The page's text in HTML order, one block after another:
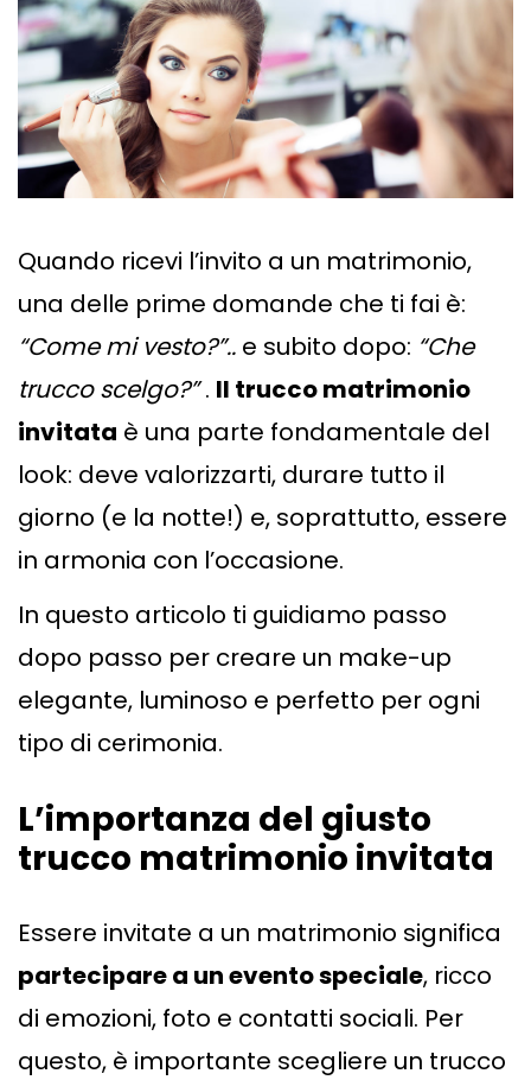
Quando ricevi l’invito a un matrimonio,
una delle prime domande che ti fai è:
“Come mi vesto?”.. e subito dopo: “Che
trucco scelgo?”. Il trucco matrimonio
invitata è una parte fondamentale del
look: deve valorizzarti, durare tutto il
giorno (e la notte!) e, soprattutto, essere
in armonia con l’occasione.
In questo articolo ti guidiamo passo
dopo passo per creare un make-up
elegante, luminoso e perfetto per ogni
tipo di cerimonia.
L’importanza del giusto
trucco matrimonio invitata
Essere invitate a un matrimonio significa
partecipare a un evento speciale, ricco
di emozioni, foto e contatti sociali. Per
questo, è importante scegliere un trucco